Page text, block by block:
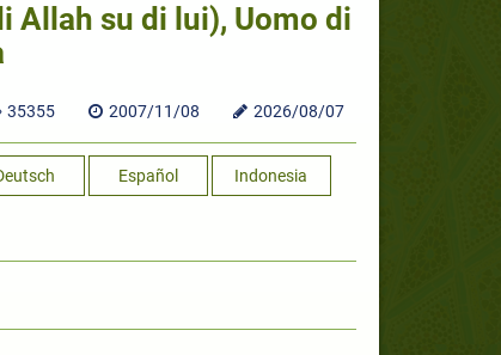
Allah su di lui), Uomo di
35355 2007/11/08 2026/08/07
Español Indonesia